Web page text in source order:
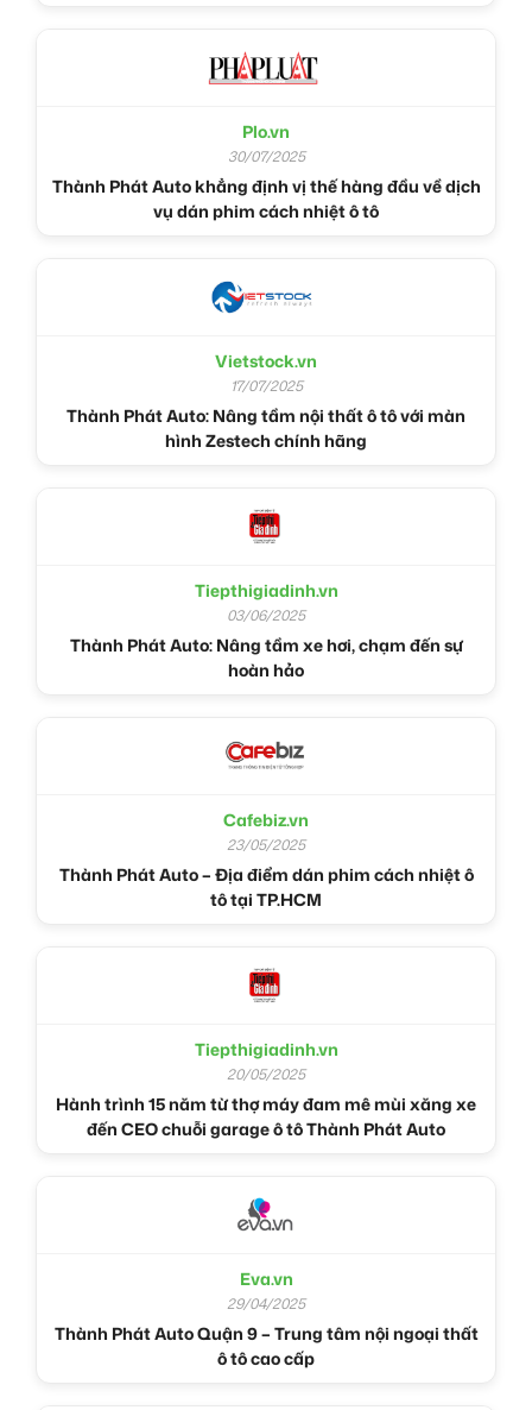
Plo.vn
30/07/2025
Thành Phát Auto khẳng định vị thế hàng đầu về dịch
vụ dán phim cách nhiệt ô tô
Vietstock.vn
17/07/2025
Thành Phát Auto: Nâng tầm nội thất ô tô với màn
hình Zestech chính hãng
Tiepthigiadinh.vn
03/06/2025
Thành Phát Auto: Nâng tầm xe hơi, chạm đến sự
hoàn hảo
Cafebiz.vn
23/05/2025
Thành Phát Auto – Địa điểm dán phim cách nhiệt ô
tô tại TP.HCM
Tiepthigiadinh.vn
20/05/2025
Hành trình 15 năm từ thợ máy đam mê mùi xăng xe
đến CEO chuỗi garage ô tô Thành Phát Auto
Eva.vn
29/04/2025
Thành Phát Auto Quận 9 – Trung tâm nội ngoại thất
ô tô cao cấp